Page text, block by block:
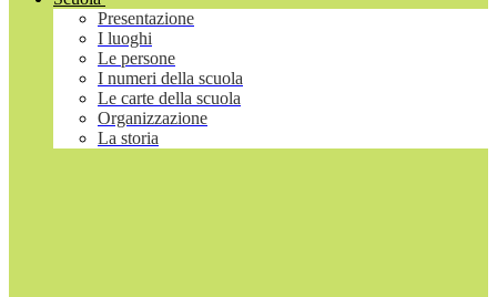
Presentazione
I luoghi
Le persone
I numeri della scuola
Le carte della scuola
Organizzazione
La storia